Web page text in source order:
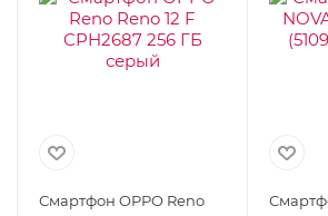
Смартфон OPPO Reno